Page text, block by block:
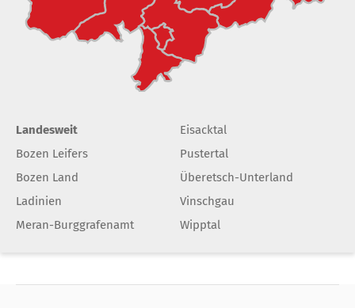
Landesweit
Bozen Leifers
Bozen Land
Ladinien
Meran-Burggrafenamt
Eisacktal
Pustertal
Überetsch-Unterland
Vinschgau
Wipptal